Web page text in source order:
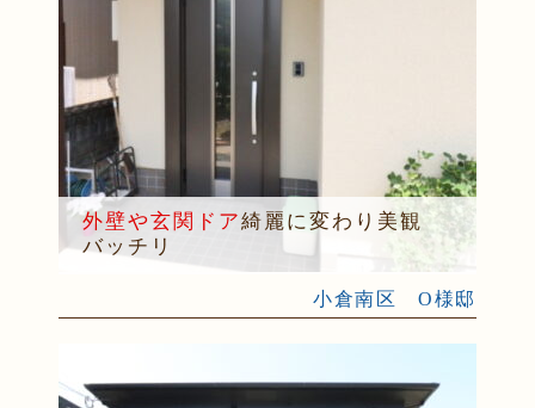
外壁や玄関ドア綺麗に変わり美観
バッチリ
小倉南区 O様邸